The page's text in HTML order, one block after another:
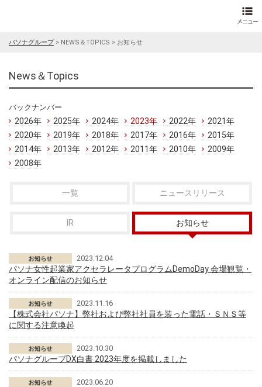
パソナグループ> NEWS＆TOPICS > お知らせ
News＆Topics
バックナンバー
2026年 2025年 2024年 2023年 2022年
2021年
2020年
2019年 2018年 2017年 2016年
2015年
2014年
2013年 2012年 2011年 2010年
2009年
2008年
一覧 ニュースリリース
IR お知らせ
2023.12.04
パソナ女性起業家アクセラレータプログラムDemoDay 会場観覧・
オンライン配信のお知らせ
2023.11.16
【株式会社パソナ】弊社および弊社社員を装った電話・ＳＮＳ等
に関する注意喚起
2023.10.30
パソナグループDX白書 2023年度を掲載しました
2023.06.20